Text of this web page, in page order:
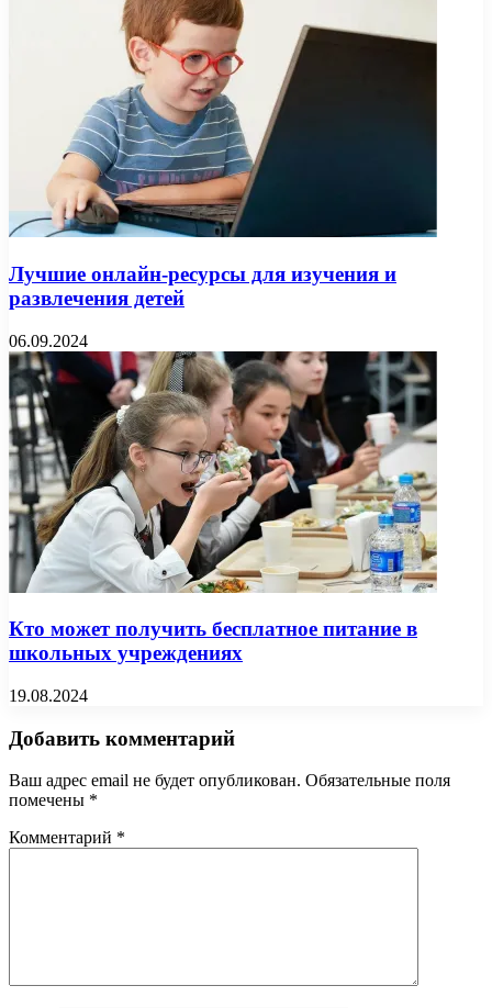
Лучшие онлайн-ресурсы для изучения и
развлечения детей
06.09.2024
Кто может получить бесплатное питание в
школьных учреждениях
19.08.2024
Добавить комментарий
Ваш адрес email не будет опубликован. Обязательные поля
помечены *
Комментарий *